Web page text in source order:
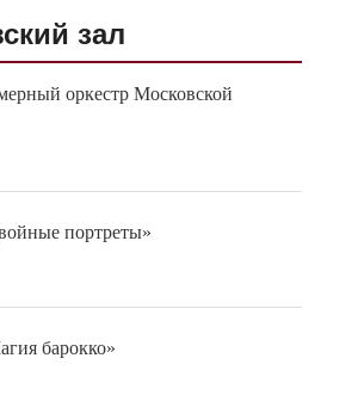
зал
оркестр Московской
портреты»
барокко»